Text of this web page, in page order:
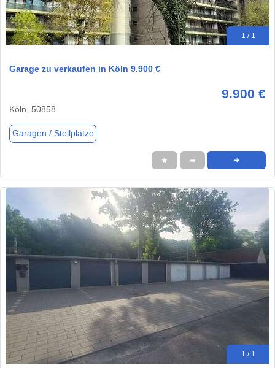
1 / 1
Garage zu verkaufen in Köln 9.900 €
9.900 €
Köln, 50858
Garagen / Stellplätze
★ ➦ ➜
1 / 1